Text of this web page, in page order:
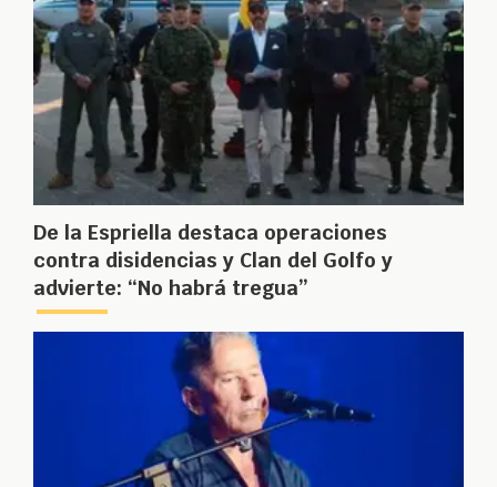
De la Espriella destaca operaciones
contra disidencias y Clan del Golfo y
advierte: “No habrá tregua”